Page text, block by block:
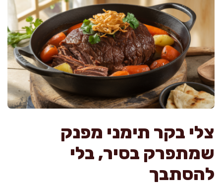
צלי בקר תימני מפנק
שמתפרק בסיר, בלי
להסתבך